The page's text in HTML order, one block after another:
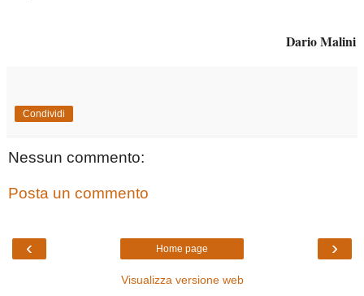
Dario Malini
Condividi
Nessun commento:
Posta un commento
‹ ›
Home page
Visualizza versione web